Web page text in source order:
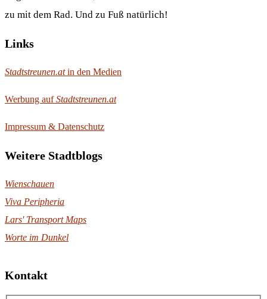
zu mit dem Rad. Und zu Fuß natürlich!
Links
Stadtstreunen.atin den Medien
Werbung aufStadtstreunen.at
Impressum & Datenschutz
Weitere Stadtblogs
Wienschauen
Viva Peripheria
Lars' Transport Maps
Worte im Dunkel
Kontakt